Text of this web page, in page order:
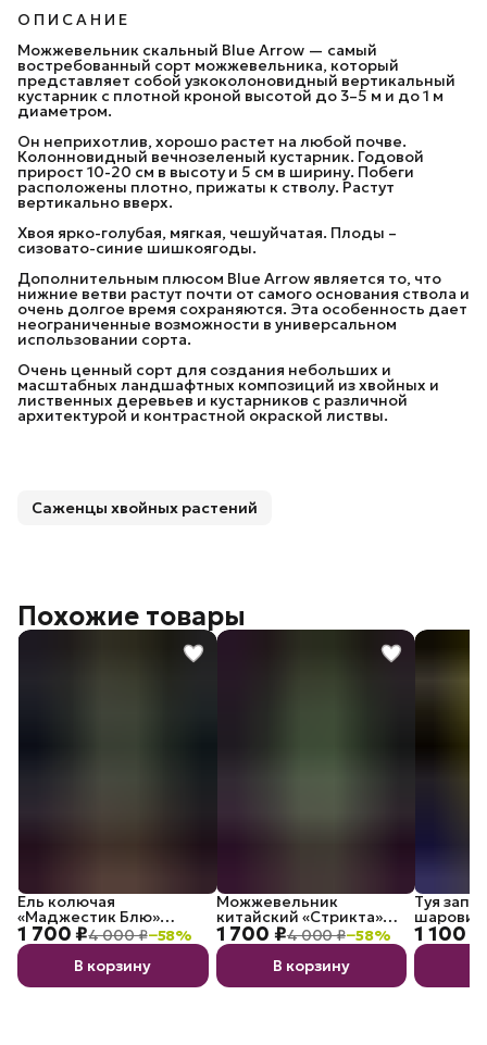
О П И С А Н И Е
Можжевельник скальный Blue Arrow — самый
востребованный сорт можжевельника, который
представляет собой узкоколоновидный вертикальный
кустарник с плотной кроной высотой до 3–5 м и до 1 м
диаметром.
Он неприхотлив, хорошо растет на любой почве.
Колонновидный вечнозеленый кустарник. Годовой
прирост 10-20 см в высоту и 5 см в ширину. Побеги
расположены плотно, прижаты к стволу. Растут
вертикально вверх.
Хвоя ярко-голубая, мягкая, чешуйчатая. Плоды –
сизовато-синие шишкоягоды.
Дополнительным плюсом Blue Arrow является то, что
нижние ветви растут почти от самого основания ствола и
очень долгое время сохраняются. Эта особенность дает
неограниченные возможности в универсальном
использовании сорта.
Очень ценный сорт для создания небольших и
масштабных ландшафтных композиций из хвойных и
лиственных деревьев и кустарников с различной
архитектурой и контрастной окраской листвы.
Саженцы хвойных растений
Похожие товары
1 700 ₽4 000 ₽−58%
Ель колючая
«Маджестик Блю»
саженец С3
В корзину
1 700 ₽4 000 ₽−58%
Можжевельник
китайский «Стрикта»
Экстра С3
В корзину
1 100 ₽
Туя
Mirjam